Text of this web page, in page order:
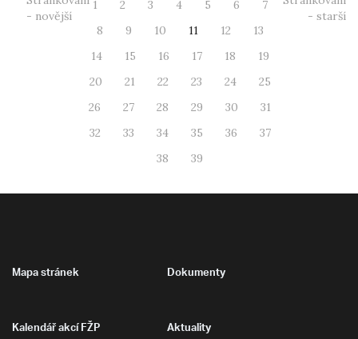
- novější
1 2 3 4 5 6
7
8
9 10 11 12
13
14
15 16 17 18
19
20
21 22 23 24
25
26
27 28 29 30
31
32
33 34 35 36
37
38
39
- starší
Mapa stránek Dokumenty
Kalendář akcí FŽP Aktuality